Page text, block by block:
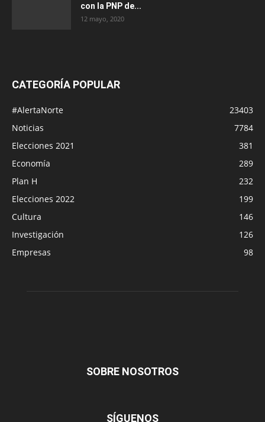
con la PNP de...
12 mayo, 2020
CATEGORÍA POPULAR
#AlertaNorte
23403
Noticias
7784
Elecciones 2021
381
Economía
289
Plan H
232
Elecciones 2022
199
Cultura
146
Investigación
126
Empresas
98
SOBRE NOSOTROS
SÍGUENOS